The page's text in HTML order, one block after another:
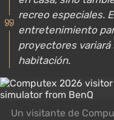
recreo especiales.
entretenimiento
proyectores variará
habitación.
Un visitante de